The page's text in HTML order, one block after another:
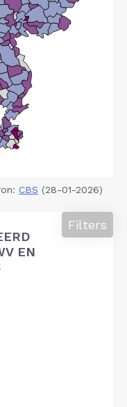
CBS (28-01-2026)
EN
Filters